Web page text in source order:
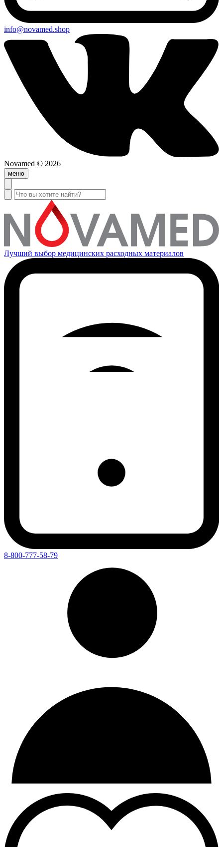
info@novamed.shop
Novamed © 2026
меню
Лучший выбор медицинских расходных материалов
8-800-777-58-79